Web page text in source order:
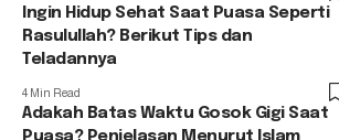
Ingin Hidup Sehat Saat Puasa Seperti
Rasulullah? Berikut Tips dan
Teladannya
4 Min Read
Adakah Batas Waktu Gosok Gigi Saat